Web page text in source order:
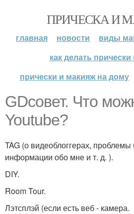
ПРИЧЕСКА И
главная новости
виды
как делать
прически и макияж на дому
GDсовет. Что
Youtube?
TAG (о видеоблоггерах,
информации обо мне и т. д. ).
DIY.
Room Tour.
Лэтсплэй (если есть веб - камера.